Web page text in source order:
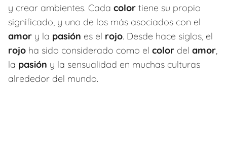
y crear ambientes. Cada color tiene su propio
significado, y uno de los más asociados con el
amor y la pasión es el rojo. Desde hace siglos, el
rojo ha sido considerado como el color del amor,
la pasión y la sensualidad en muchas culturas
alrededor del mundo.